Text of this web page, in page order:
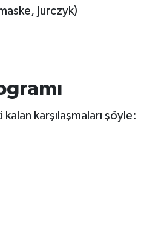
Jurczyk)
karşılaşmaları şöyle: